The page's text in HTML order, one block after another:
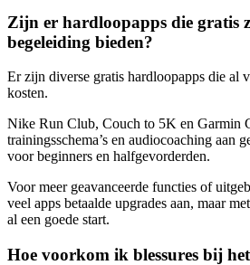
Zijn er hardloopapps die gratis
begeleiding bieden?
Er zijn diverse gratis hardloopapps die al
kosten.
Nike Run Club, Couch to 5K en Garmin
trainingsschema’s en audiocoaching aan
voor beginners en halfgevorderden.
Voor meer geavanceerde functies of
veel apps betaalde upgrades aan, maar
al een goede start.
Hoe voorkom ik blessures bij